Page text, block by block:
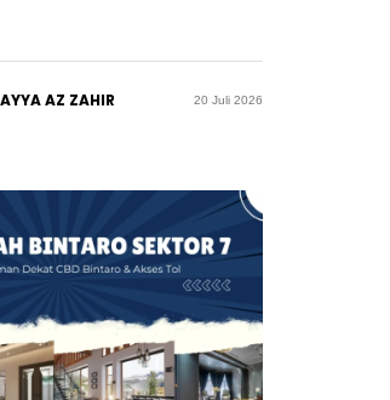
AZ ZAHIR 20 Juli 2026